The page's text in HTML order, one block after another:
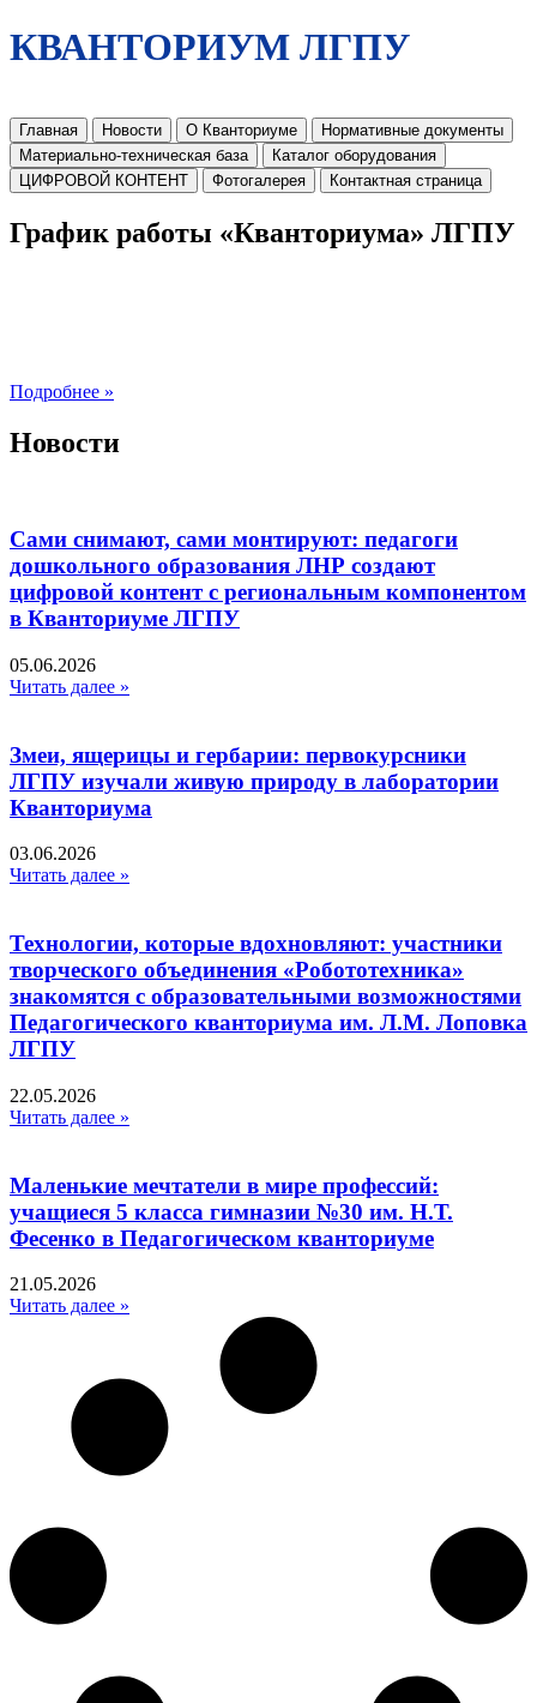
КВАНТОРИУМ ЛГПУ
Главная Новости О Кванториуме
Нормативные документы
Материально-техническая база
Каталог оборудования
ЦИФРОВОЙ КОНТЕНТ
Фотогалерея Контактная страница
График работы «Кванториума» ЛГПУ
Подробнее »
Новости
Сами снимают, сами монтируют: педагоги
дошкольного образования ЛНР создают
цифровой контент с региональным компонентом
в Кванториуме ЛГПУ​
05.06.2026
Читать далее »
Змеи, ящерицы и гербарии: первокурсники
ЛГПУ изучали живую природу в лаборатории
Кванториума
03.06.2026
Читать далее »
Технологии, которые вдохновляют: участники
творческого объединения «Робототехника»
знакомятся с образовательными возможностями
Педагогического кванториума им. Л.М. Лоповка
ЛГПУ
22.05.2026
Читать далее »
Маленькие мечтатели в мире профессий:
учащиеся 5 класса гимназии №30 им. Н.Т.
Фесенко в Педагогическом кванториуме
21.05.2026
Читать далее »